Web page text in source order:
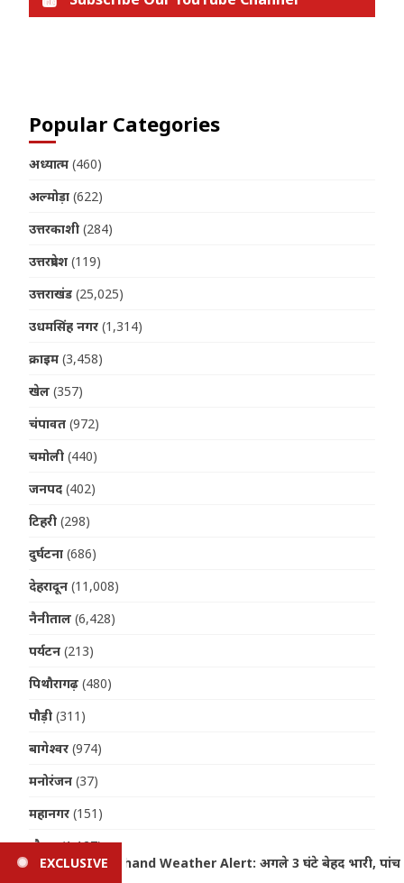
Popular Categories
अध्यात्म (460)
अल्मोड़ा (622)
उत्तरकाशी (284)
उत्तरप्रदेश (119)
उत्तराखंड (25,025)
उधमसिंह नगर (1,314)
क्राइम (3,458)
खेल (357)
चंपावत (972)
चमोली (440)
जनपद (402)
टिहरी (298)
दुर्घटना (686)
देहरादून (11,008)
नैनीताल (6,428)
पर्यटन (213)
पिथौरागढ़ (480)
पौड़ी (311)
बागेश्वर (974)
मनोरंजन (37)
महानगर (151)
मौसम(1,127)
EXCLUSIVE
भारी, पांच जिलों के लिए तात्कालिक ऑरेंज अलर्ट जारी